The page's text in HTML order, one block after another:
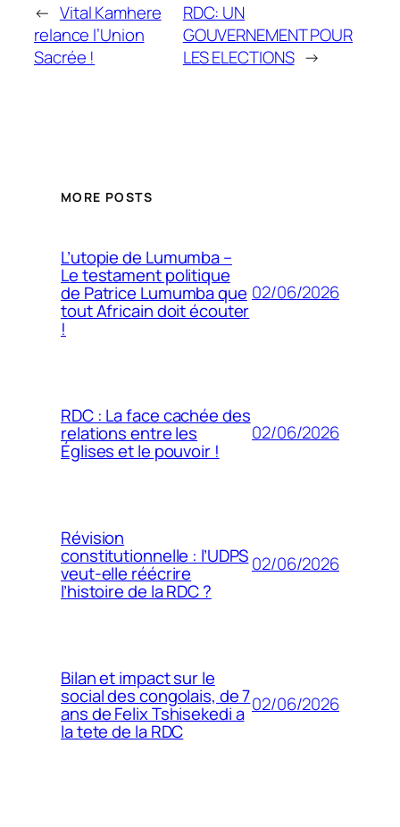
← Vital Kamhere
relance l’Union
Sacrée !
RDC: UN
GOUVERNEMENT POUR
LES ELECTIONS →
MORE POSTS
L’utopie de Lumumba –
Le testament politique
de Patrice Lumumba que
tout Africain doit écouter
!
02/06/2026
RDC : La face cachée des
relations entre les
Églises et le pouvoir !
02/06/2026
Révision
constitutionnelle : l’UDPS
veut-elle réécrire
l’histoire de la RDC ?
02/06/2026
Bilan et impact sur le
social des congolais, de 7
ans de Felix Tshisekedi a
la tete de la RDC
02/06/2026